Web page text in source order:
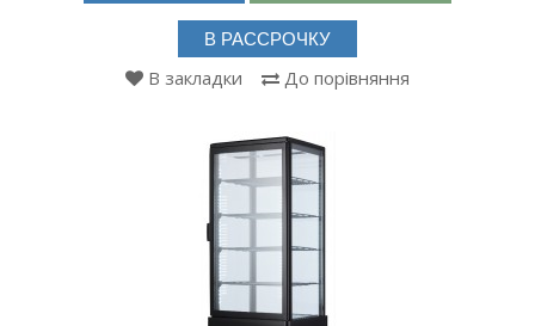
В РАССРОЧКУ
В закладки До порівняння